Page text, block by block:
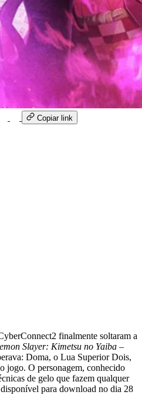
Copiar link
finalmente soltaram a
Slayer: Kimetsu no Yaiba –
Doma, o Lua Superior Dois,
jogo. O personagem, conhecido
de gelo que fazem qualquer
para download no dia 28